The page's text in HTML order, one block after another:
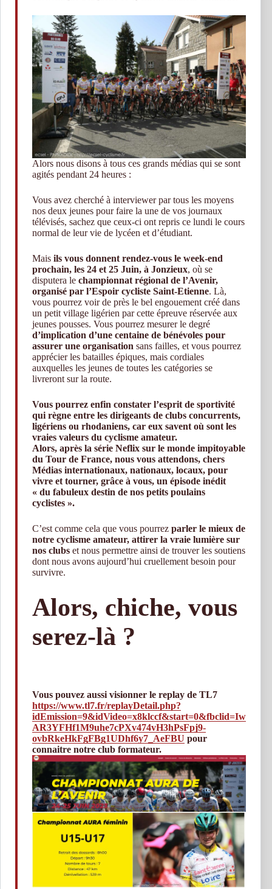
Alors nous disons à tous ces grands médias qui se sont
agités pendant 24 heures :
Vous avez cherché à interviewer par tous les moyens
nos deux jeunes pour faire la une de vos journaux
télévisés, sachez que ceux-ci ont repris ce lundi le cours
normal de leur vie de lycéen et d’étudiant.
Mais ils vous donnent rendez-vous le week-end
prochain, les 24 et 25 Juin, à Jonzieux, où se
disputera le championnat régional de l’Avenir,
organisé par l’Espoir cycliste Saint-Etienne. Là,
vous pourrez voir de près le bel engouement créé dans
un petit village ligérien par cette épreuve réservée aux
jeunes pousses. Vous pourrez mesurer le degré
d’implication d’une centaine de bénévoles pour
assurer une organisation sans failles, et vous pourrez
apprécier les batailles épiques, mais cordiales
auxquelles les jeunes de toutes les catégories se
livreront sur la route.
Vous pourrez enfin constater l’esprit de sportivité
qui règne entre les dirigeants de clubs concurrents,
ligériens ou rhodaniens, car eux savent où sont les
vraies valeurs du cyclisme amateur.
Alors, après la série Neflix sur le monde impitoyable
du Tour de France, nous vous attendons, chers
Médias internationaux, nationaux, locaux, pour
vivre et tourner, grâce à vous, un épisode inédit
« du fabuleux destin de nos petits poulains
cyclistes ».
C’est comme cela que vous pourrez parler le mieux de
notre cyclisme amateur, attirer la vraie lumière sur
nos clubs et nous permettre ainsi de trouver les soutiens
dont nous avons aujourd’hui cruellement besoin pour
survivre.
Alors, chiche, vous
serez-là ?
Vous pouvez aussi visionner le replay de TL7
https://www.tl7.fr/replayDetail.php?
idEmission=9&idVideo=x8klccf&start=0&fbclid=Iw
AR3YFHf1M9uhe7cPXv474vH3hPsFpj9-
ovbRkeHkFgFBg1UDhf6y7_AeFBU pour
connaitre notre club formateur.